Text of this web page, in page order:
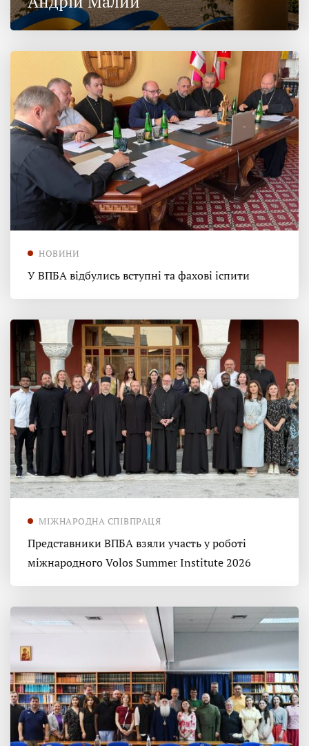
НОВИНИ
У ВПБА відбулись вступні та фахові іспити
МІЖНАРОДНА СПІВПРАЦЯ
Представники ВПБА взяли участь у роботі
міжнародного Volos Summer Institute 2026